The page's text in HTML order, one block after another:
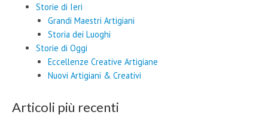
Storie di Ieri
Grandi Maestri Artigiani
Storia dei Luoghi
Storie di Oggi
Eccellenze Creative Artigiane
Nuovi Artigiani & Creativi
Articoli più recenti